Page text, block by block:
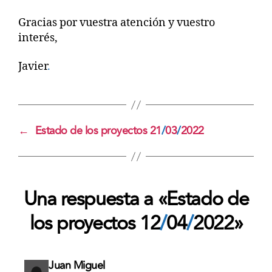
Gracias por vuestra atención y vuestro
interés,
Javier.
← Estado de los proyectos 21/03/2022
Una respuesta a «Estado de
los proyectos 12/04/2022»
Juan Miguel
dice: